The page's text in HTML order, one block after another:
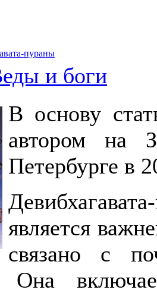
пураны
и боги
В основу
автором на
Петербурге в
является
связано с
Она